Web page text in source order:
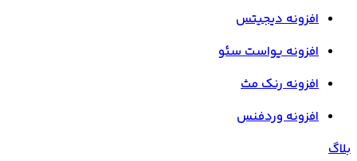
افزونه دیجیتس
افزونه یواست سئو
افزونه رنک مث
افزونه وردفنس
بلاگ